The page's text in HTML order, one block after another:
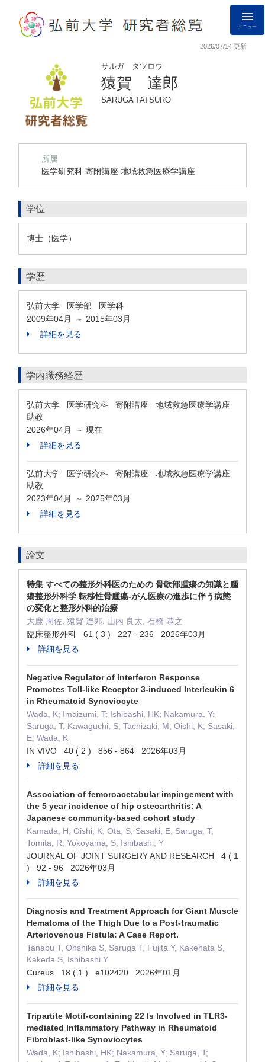
メニュー
2026/07/14 更新
サルガ タツロウ
猿賀 達郎
SARUGA TATSURO
所属
医学研究科 寄附講座 地域救急医療学講座
学位
博士（医学）
学歴
弘前大学 医学部 医学科
2009年04月
～ 2015年03月
詳細を見る
学内職務経歴
弘前大学 医学研究科 寄附講座 地域救急医療学講座
助教
2026年04月
～ 現在
詳細を見る
弘前大学 医学研究科 寄附講座 地域救急医療学講座
助教
2023年04月
～ 2025年03月
詳細を見る
論文
特集 すべての整形外科医のための 骨軟部腫瘍の知識と腫
瘍整形外科学 転移性骨腫瘍-がん医療の進歩に伴う病態
の変化と整形外科的治療
大鹿 周佐, 猿賀 達郎, 山内 良太, 石橋 恭之
臨床整形外科 61 ( 3 ) 227 - 236 2026年03月
詳細を見る
Negative Regulator of Interferon Response
Promotes Toll-like Receptor 3-induced Interleukin 6
in Rheumatoid Synoviocyte
Wada, K; Imaizumi, T; Ishibashi, HK; Nakamura, Y;
Saruga, T; Kawaguchi, S; Tachizaki, M; Oishi, K; Sasaki,
E; Wada, K
IN VIVO 40 ( 2 ) 856 - 864 2026年03月
詳細を見る
Association of femoroacetabular impingement with
the 5 year incidence of hip osteoarthritis: A
Japanese community-based cohort study
Kamada, H; Oishi, K; Ota, S; Sasaki, E; Saruga, T;
Tomita, R; Yokoyama, S; Ishibashi, Y
JOURNAL OF JOINT SURGERY AND RESEARCH 4 ( 1
) 92 - 96 2026年03月
詳細を見る
Diagnosis and Treatment Approach for Giant Muscle
Hematoma of the Thigh Due to a Post-traumatic
Arteriovenous Fistula: A Case Report.
Tanabu T, Ohshika S, Saruga T, Fujita Y, Kakehata S,
Kakeda S, Ishibashi Y
Cureus 18 ( 1 ) e102420 2026年01月
詳細を見る
Tripartite Motif-containing 22 Is Involved in TLR3-
mediated Inflammatory Pathway in Rheumatoid
Fibroblast-like Synoviocytes
Wada, K; Ishibashi, HK; Nakamura, Y; Saruga, T;